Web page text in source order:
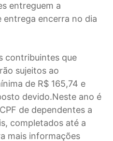
entreguem a
entrega encerra no dia
contribuintes que
sujeitos ao
de R$ 165,74 e
devido.Neste ano é
de dependentes a
completados até a
mais informações